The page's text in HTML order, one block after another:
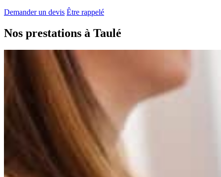
Demander un devis Être rappelé
Nos prestations à Taulé